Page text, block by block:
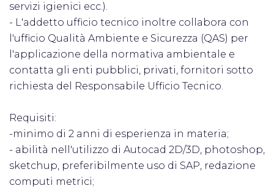
servizi igienici ecc.).
- L'addetto ufficio tecnico inoltre collabora con
l'ufficio Qualità Ambiente e Sicurezza (QAS) per
l'applicazione della normativa ambientale e
contatta gli enti pubblici, privati, fornitori sotto
richiesta del Responsabile Ufficio Tecnico.
Requisiti:
-minimo di 2 anni di esperienza in materia;
- abilità nell'utilizzo di Autocad 2D/3D, photoshop,
sketchup, preferibilmente uso di SAP, redazione
computi metrici;